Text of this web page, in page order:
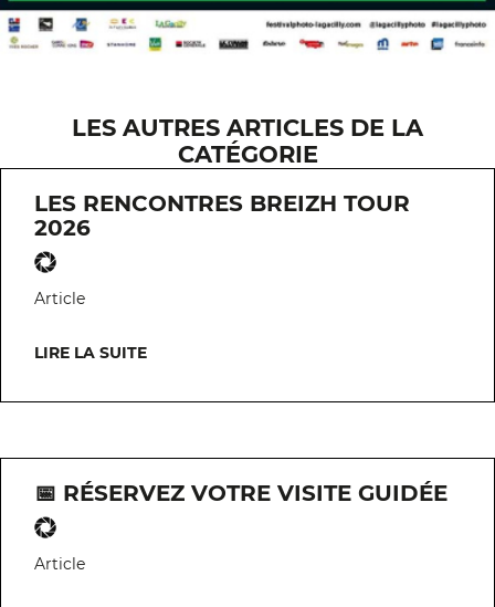
LES AUTRES ARTICLES DE LA
CATÉGORIE
LES RENCONTRES BREIZH TOUR
2026
Article
LIRE LA SUITE
📅 RÉSERVEZ VOTRE VISITE GUIDÉE
Article